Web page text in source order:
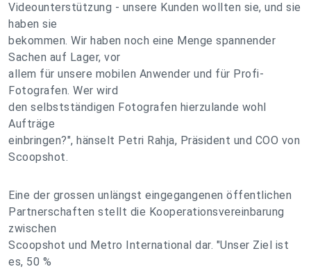
Videounterstützung - unsere Kunden wollten sie, und sie
haben sie
bekommen. Wir haben noch eine Menge spannender
Sachen auf Lager, vor
allem für unsere mobilen Anwender und für Profi-
Fotografen. Wer wird
den selbstständigen Fotografen hierzulande wohl
Aufträge
einbringen?", hänselt Petri Rahja, Präsident und COO von
Scoopshot.
Eine der grossen unlängst eingegangenen öffentlichen
Partnerschaften stellt die Kooperationsvereinbarung
zwischen
Scoopshot und Metro International dar. "Unser Ziel ist
es, 50 %